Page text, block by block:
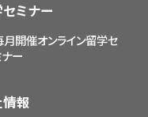
ミナー
月開催オンライン留学セ
ナー
報